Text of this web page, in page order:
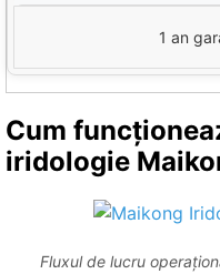
1 an
Cum
iridologie
Fluxul de lucru